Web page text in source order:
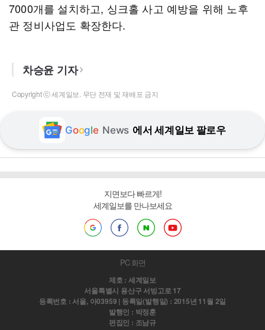
7000개를 설치하고, 싱크홀 사고 예방을 위해 노후
관 정비사업도 확장한다.
차승윤 기자
Copyright ⓒ 세계일보. 무단 전재 및 재배포 금지
Google News 에서 세계일보 팔로우
지면보다 빠르게!
세계일보를 만나보세요
PC 화면
제호 : 세계일보
서울특별시 용산구 서빙고로 17
등록번호 : 서울, 아03959 | 등록일(발행일) : 2015년 11월 2일
발행인 : 박정훈
편집인 : 조남규